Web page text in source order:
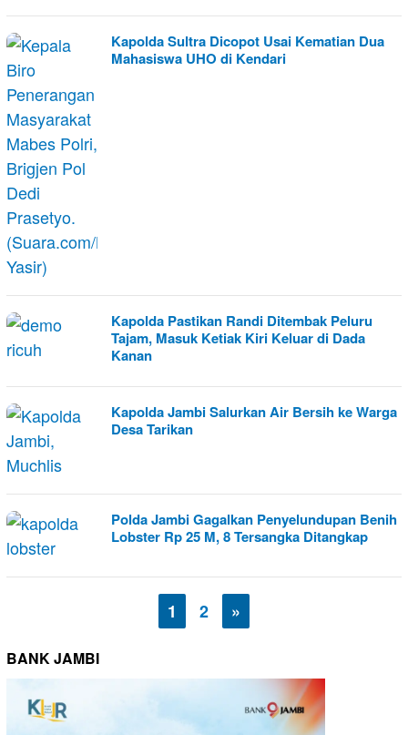
Kapolda Sultra Dicopot Usai Kematian Dua
Mahasiswa UHO di Kendari
Kapolda Pastikan Randi Ditembak Peluru
Tajam, Masuk Ketiak Kiri Keluar di Dada
Kanan
Kapolda Jambi Salurkan Air Bersih ke Warga
Desa Tarikan
Polda Jambi Gagalkan Penyelundupan Benih
Lobster Rp 25 M, 8 Tersangka Ditangkap
1 2 »
BANK JAMBI